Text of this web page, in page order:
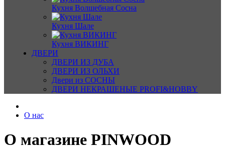
Кухня Волшебная Сосна
Кухня Шале
Кухня ВИКИНГ
ДВЕРИ
ДВЕРИ ИЗ ДУБА
ДВЕРИ ИЗ ОЛЬХИ
Двери из СОСНЫ
ДВЕРИ НЕКРАШЕНЫЕ PROFI&HOBBY
О нас
О магазине PINWOOD